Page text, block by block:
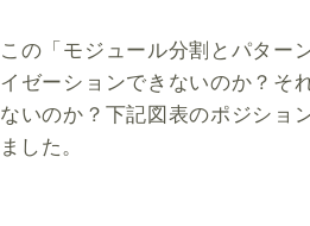
この「モジュール分割とパター
イゼーションできないのか？そ
ないのか？下記図表のポジショ
ました。